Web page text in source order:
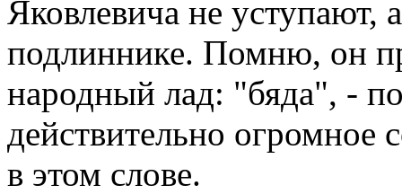
Яковлевича не уступают,
подлиннике. Помню, он
народный лад: "бяда", -
действительно огромное
в этом слове.